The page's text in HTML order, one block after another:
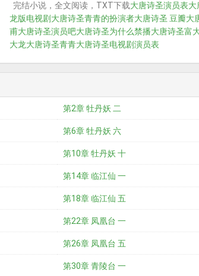
完结小说，全文阅读，TXT下载大唐诗圣演员表大
龙版电视剧 大唐诗圣青青的扮演者大唐诗圣 豆瓣大
甫大唐诗圣演员吧大唐诗圣为什么禁播大唐诗圣富
大龙大唐诗圣青青大唐诗圣电视剧演员表
第2章 牡丹妖 二
第6章 牡丹妖 六
第10章 牡丹妖 十
第14章 临江仙 一
第18章 临江仙 五
第22章 凤凰台 一
第26章 凤凰台 五
第30章 青陵台 一